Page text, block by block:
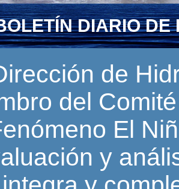
DIARIO DE
de
del
El
y